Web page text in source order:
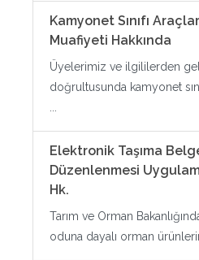
Kamyonet Sınıfı
Muafiyeti Hakkında
Üyelerimiz ve ilgililerden
doğrultusunda kamyonet
Elektronik Taşıma
Düzenlenmesi
Hk.
Tarım ve Orman
oduna dayalı orman